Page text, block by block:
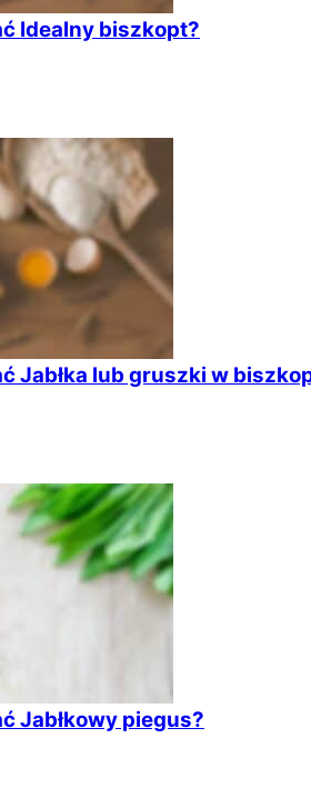
Idealny biszkopt?
Jabłka lub gruszki w
Jabłkowy piegus?